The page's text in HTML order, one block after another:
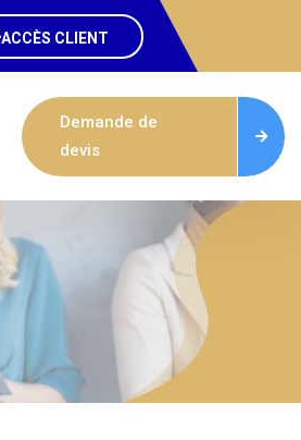
ACCÈS CLIENT
Demande de
devis